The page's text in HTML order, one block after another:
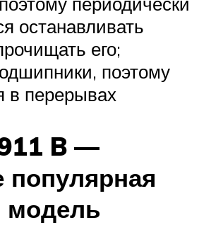
останавливать
его;
поэтому
в перерывах
B —
популярная
модель